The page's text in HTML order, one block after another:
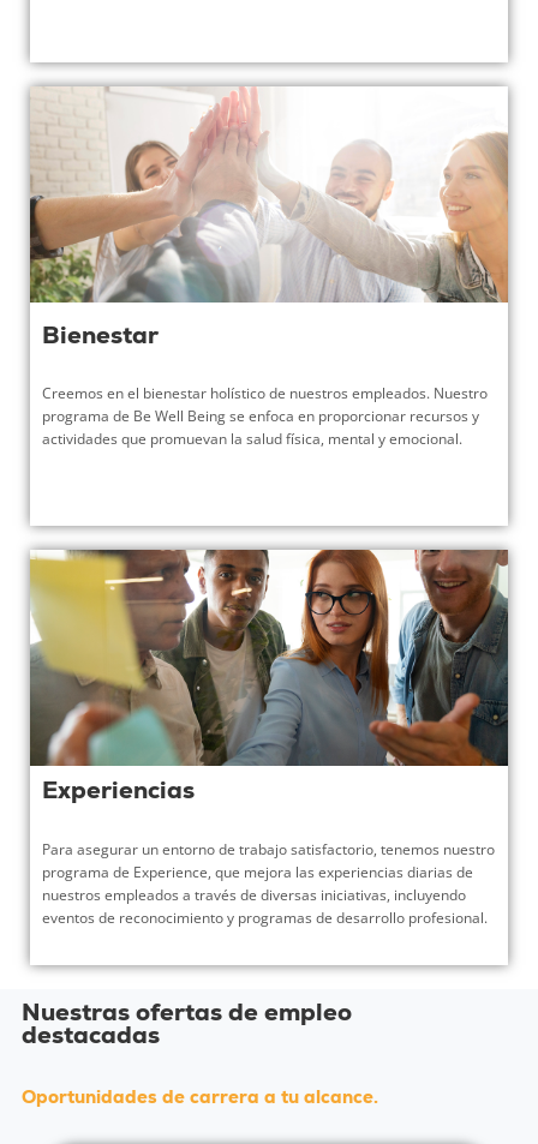
Bienestar
Creemos en el bienestar holístico de nuestros empleados. Nuestro
programa de Be Well Being se enfoca en proporcionar recursos y
actividades que promuevan la salud física, mental y emocional.
Experiencias
Para asegurar un entorno de trabajo satisfactorio, tenemos nuestro
programa de Experience, que mejora las experiencias diarias de
nuestros empleados a través de diversas iniciativas, incluyendo
eventos de reconocimiento y programas de desarrollo profesional.
Nuestras ofertas de empleo
destacadas
Oportunidades de carrera a tu alcance.